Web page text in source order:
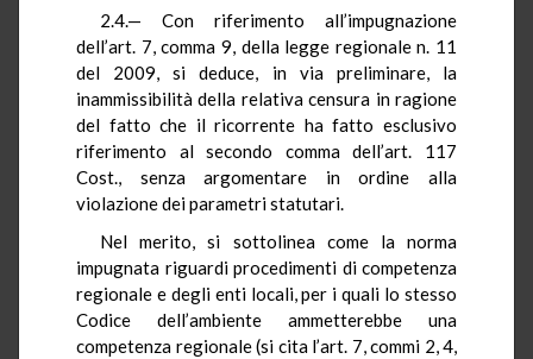
2.4.— Con riferimento all’impugnazione
dell’art. 7, comma 9, della legge regionale n. 11
del 2009, si deduce, in via preliminare, la
inammissibilità della relativa censura in ragione
del fatto che il ricorrente ha fatto esclusivo
riferimento al secondo comma dell’art. 117
Cost., senza argomentare in ordine alla
violazione dei parametri statutari.
Nel merito, si sottolinea come la norma
impugnata riguardi procedimenti di competenza
regionale e degli enti locali, per i quali lo stesso
Codice dell’ambiente ammetterebbe una
competenza regionale (si cita l’art. 7, commi 2, 4,